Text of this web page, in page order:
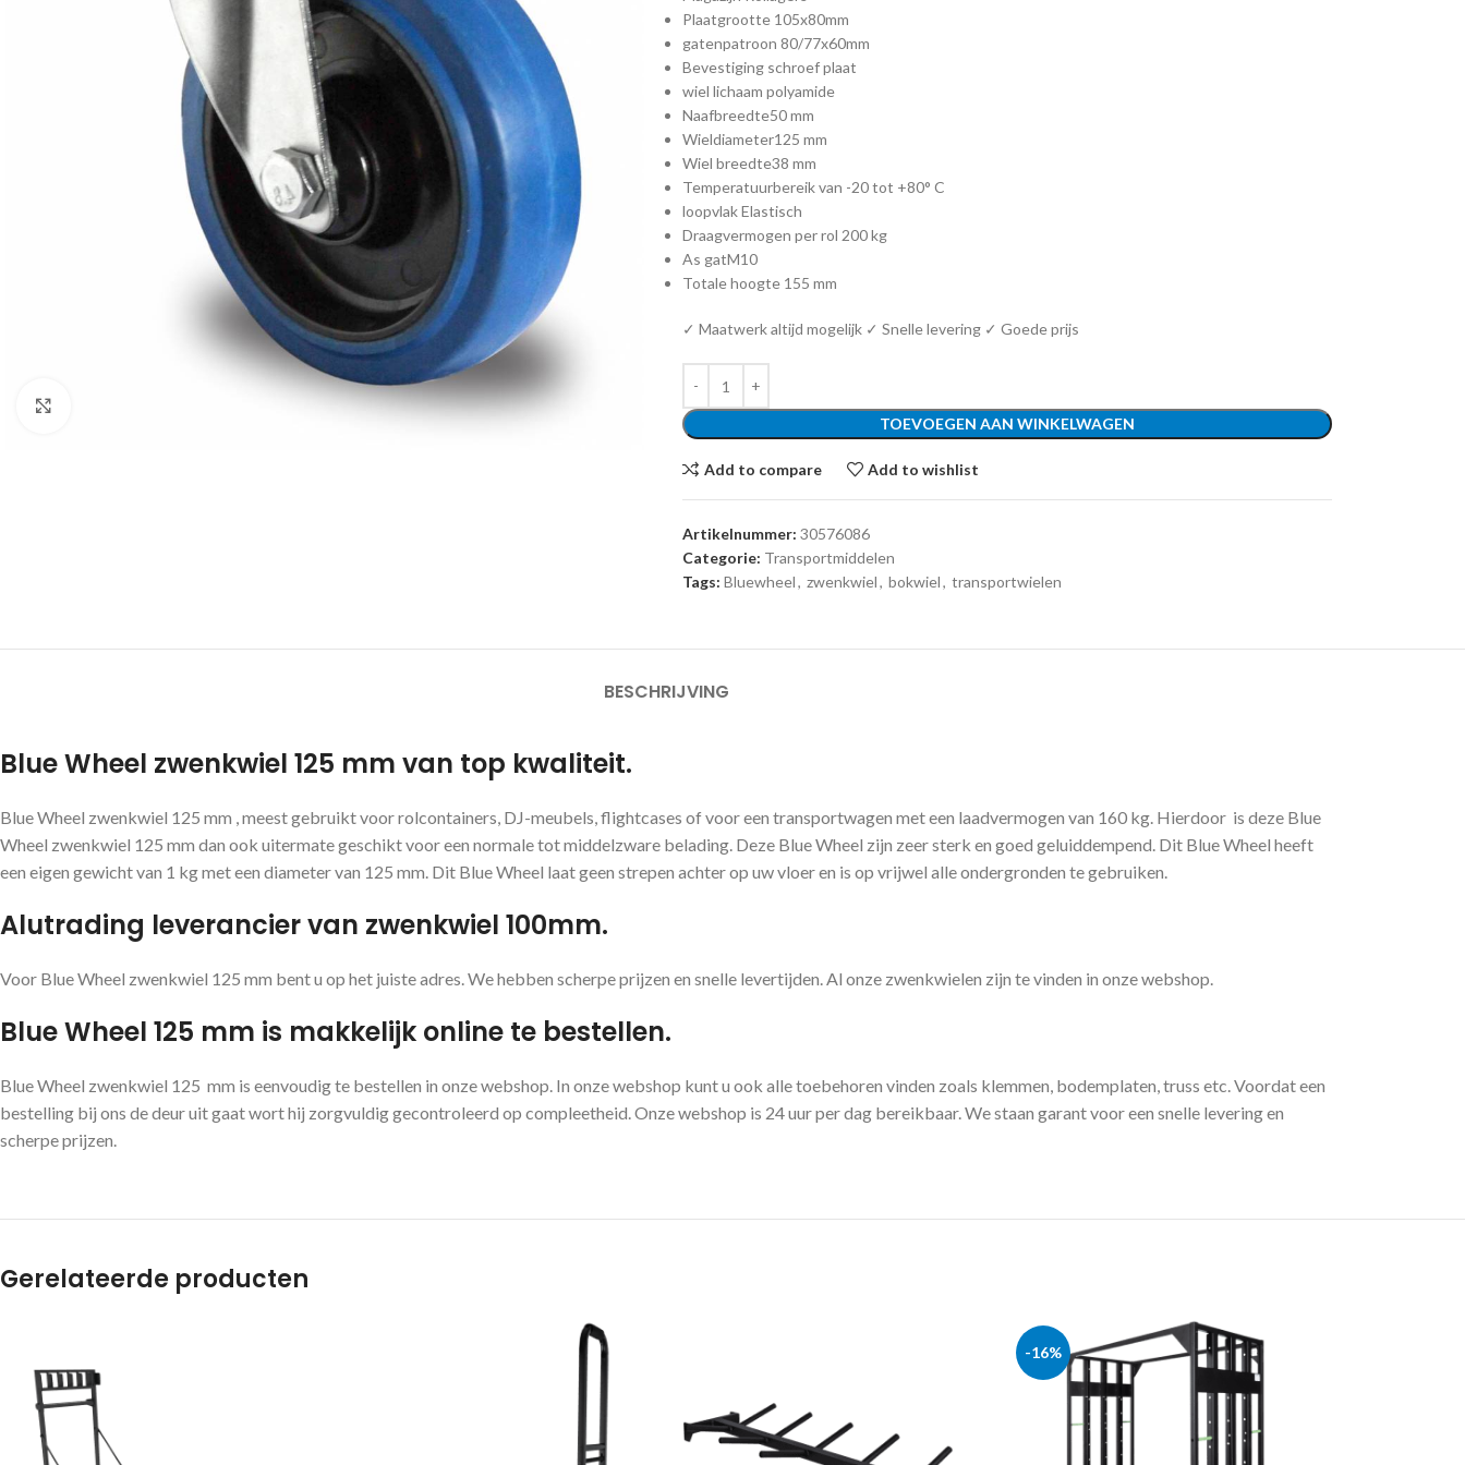
Plaatgrootte 105x80mm
gatenpatroon 80/77x60mm
Bevestiging schroef plaat
wiel lichaam polyamide
Naafbreedte50 mm
Wieldiameter125 mm
Wiel breedte38 mm
Temperatuurbereikvan -20 tot +80° C
loopvlakElastisch
Draagvermogen per rol 200 kg
As gatM10
Totale hoogte 155 mm
✓ Maatwerk altijd mogelijk ✓ Snelle levering ✓ Goede prijs
TOEVOEGEN AAN WINKELWAGEN
Add to compare Add to wishlist
Artikelnummer: 30576086
Categorie: Transportmiddelen
Tags: Bluewheel, zwenkwiel, bokwiel, transportwielen
BESCHRIJVING
Blue Wheel zwenkwiel 125 mm van top kwaliteit.
Blue Wheel zwenkwiel 125 mm , meest gebruikt voor rolcontainers, DJ-meubels, flightcases of voor een transportwagen met een laadvermogen van 160 kg. Hierdoor is deze Blue
Wheel zwenkwiel 125 mm dan ook uitermate geschikt voor een normale tot middelzware belading. Deze Blue Wheel zijn zeer sterk en goed geluiddempend. Dit Blue Wheel heeft
een eigen gewicht van 1 kg met een diameter van 125 mm. Dit Blue Wheel laat geen strepen achter op uw vloer en is op vrijwel alle ondergronden te gebruiken.
Alutrading leverancier van zwenkwiel 100mm.
Voor Blue Wheel zwenkwiel 125 mm bent u op het juiste adres. We hebben scherpe prijzen en snelle levertijden. Al onze zwenkwielen zijn te vinden in onze webshop.
Blue Wheel 125 mm is makkelijk online te bestellen.
Blue Wheel zwenkwiel 125 mm is eenvoudig te bestellen in onze webshop. In onze webshop kunt u ook alle toebehoren vinden zoals klemmen, bodemplaten, truss etc. Voordat een
bestelling bij ons de deur uit gaat wort hij zorgvuldig gecontroleerd op compleetheid. Onze webshop is 24 uur per dag bereikbaar. We staan garant voor een snelle levering en
scherpe prijzen.
Gerelateerde producten
-16%